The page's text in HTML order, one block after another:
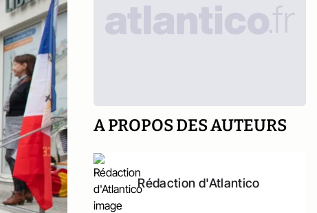
A PROPOS DES AUTEURS
Rédaction d'Atlantico